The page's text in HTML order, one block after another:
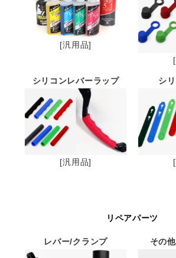
[汎用品]
シリコンレバーラップ
[汎用品]
シ
リペアパーツ
レバー/クランプ その